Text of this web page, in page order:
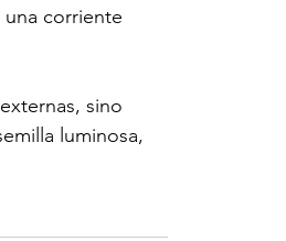
corriente
sino
luminosa,